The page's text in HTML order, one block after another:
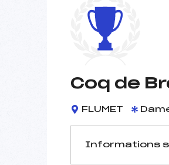
Coq de
FLUMET
Informations